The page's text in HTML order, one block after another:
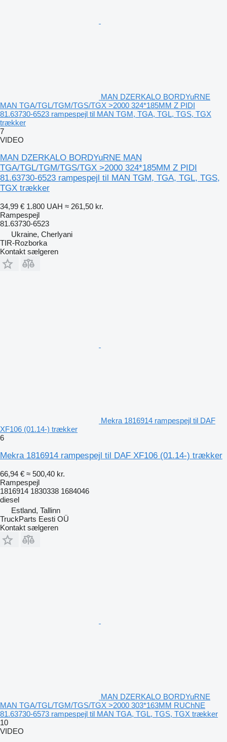
MAN DZERKALO BORDYuRNE
MAN TGA/TGL/TGM/TGS/TGX >2000 324*185MM Z PIDI
81.63730-6523 rampespejl til MAN TGM, TGA, TGL, TGS, TGX
trækker
7
VIDEO
MAN DZERKALO BORDYuRNE MAN
TGA/TGL/TGM/TGS/TGX >2000 324*185MM Z PIDI
81.63730-6523 rampespejl til MAN TGM, TGA, TGL, TGS,
TGX trækker
34,99 € 1.800 UAH ≈ 261,50 kr.
Rampespejl
81.63730-6523
Ukraine, Cherlyani
TIR-Rozborka
Kontakt sælgeren
Mekra 1816914 rampespejl til DAF
XF106 (01.14-) trækker
6
Mekra 1816914 rampespejl til DAF XF106 (01.14-) trækker
66,94 € ≈ 500,40 kr.
Rampespejl
1816914 1830338 1684046
diesel
Estland, Tallinn
TruckParts Eesti OÜ
Kontakt sælgeren
MAN DZERKALO BORDYuRNE
MAN TGA/TGL/TGM/TGS/TGX >2000 303*163MM RUChNE
81.63730-6573 rampespejl til MAN TGA, TGL, TGS, TGX trækker
10
VIDEO